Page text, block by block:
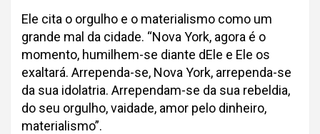
Ele cita o orgulho e o materialismo como um
grande mal da cidade. “Nova York, agora é o
momento, humilhem-se diante dEle e Ele os
exaltará. Arrependa-se, Nova York, arrependa-se
da sua idolatria. Arrependam-se da sua rebeldia,
do seu orgulho, vaidade, amor pelo dinheiro,
materialismo”.